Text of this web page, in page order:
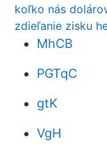
koľko nás
zdieľanie zisku
MhCB
PGTqC
gtK
VgH